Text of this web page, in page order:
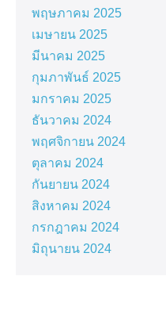
พฤษภาคม 2025
เมษายน 2025
มีนาคม 2025
กุมภาพันธ์ 2025
มกราคม 2025
ธันวาคม 2024
พฤศจิกายน 2024
ตุลาคม 2024
กันยายน 2024
สิงหาคม 2024
กรกฎาคม 2024
มิถุนายน 2024